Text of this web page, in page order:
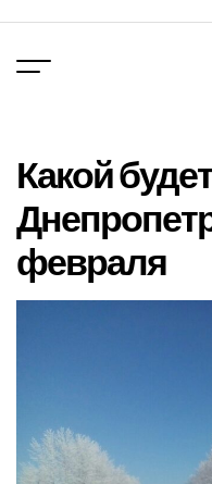
вмісту
Какой
февраля